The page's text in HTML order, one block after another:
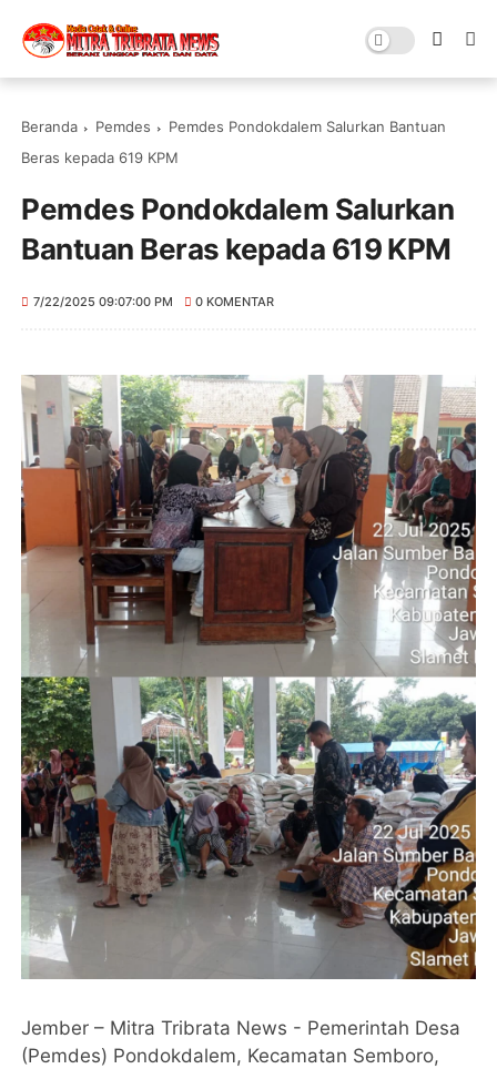
Beranda Pemdes
Pemdes Pondokdalem Salurkan Bantuan
Beras kepada 619 KPM
Pemdes Pondokdalem Salurkan
Bantuan Beras kepada 619 KPM
7/22/2025 09:07:00 PM 0 KOMENTAR
Jember – Mitra Tribrata News - Pemerintah Desa
(Pemdes) Pondokdalem, Kecamatan Semboro,